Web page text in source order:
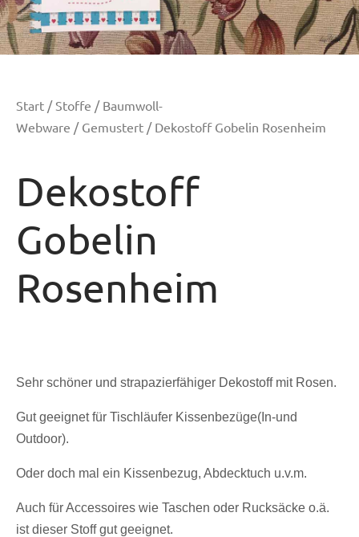
Start / Stoffe / Baumwoll-
Webware / Gemustert / Dekostoff Gobelin Rosenheim
Dekostoff
Gobelin
Rosenheim
Sehr schöner und strapazierfähiger Dekostoff mit Rosen.
Gut geeignet für Tischläufer Kissenbezüge(In-und
Outdoor).
Oder doch mal ein Kissenbezug, Abdecktuch u.v.m.
Auch für Accessoires wie Taschen oder Rucksäcke o.ä.
ist dieser Stoff gut geeignet.